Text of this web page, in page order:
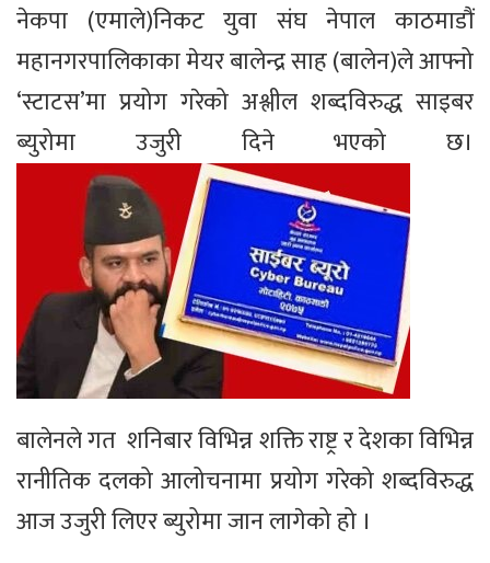
नेकपा (एमाले)निकट युवा संघ नेपाल काठमाडौं
महानगरपालिकाका मेयर बालेन्द्र साह (बालेन)ले आफ्नो
‘स्टाटस’मा प्रयोग गरेको अश्लील शब्दविरुद्ध साइबर
ब्युरोमा उजुरी दिने भएको छ।
बालेनले गत शनिबार विभिन्न शक्ति राष्ट्र र देशका विभिन्न
रानीतिक दलको आलोचनामा प्रयोग गरेको शब्दविरुद्ध
आज उजुरी लिएर ब्युरोमा जान लागेको हो ।